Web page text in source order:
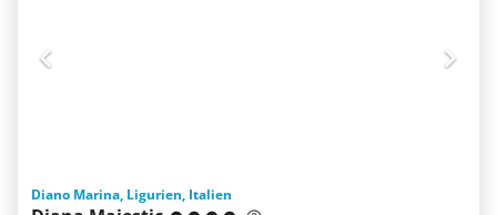
Diano Marina, Ligurien, Italien